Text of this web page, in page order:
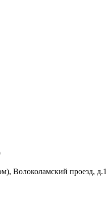
Волоколамский проезд, д.1